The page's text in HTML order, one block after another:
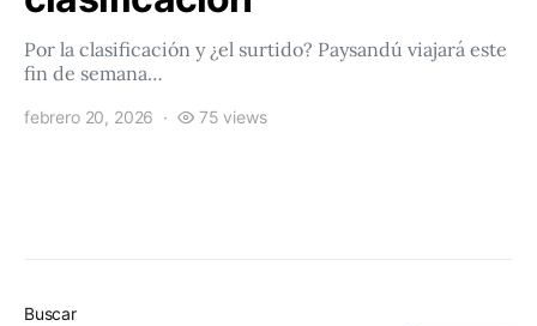
Por la clasificación y ¿el surtido? Paysandú viajará este
fin de semana…
febrero 20, 2026 75 views
Buscar